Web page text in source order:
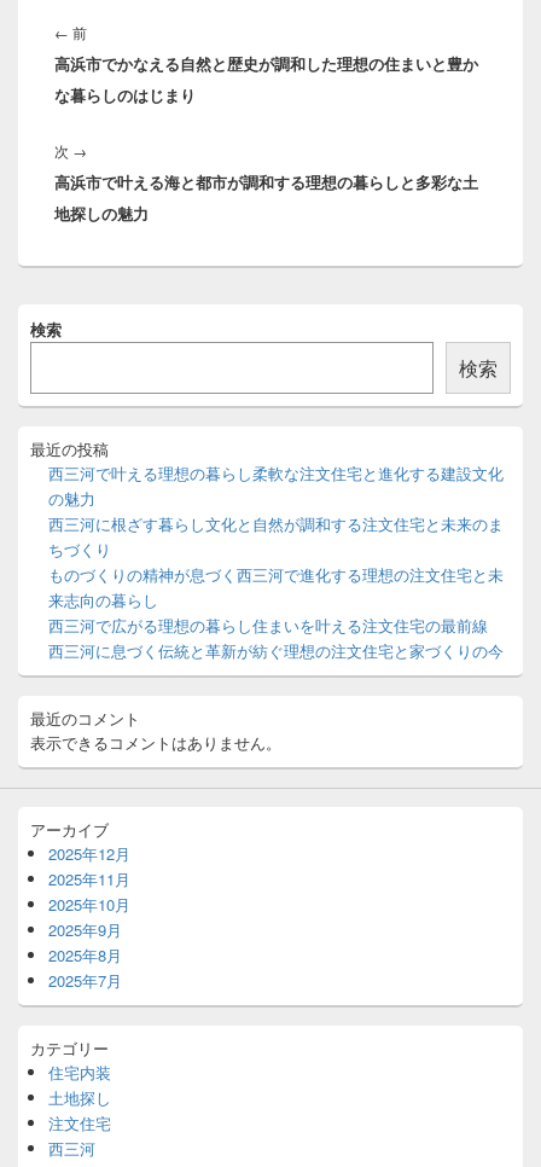
稿
ナ
ビ
ゲ
シ
ョ
ン
← 前前
の
投
高浜市でかなえる自然と歴史が調和した理想の住まいと豊か
な暮らしのはじまり
次 →
の
投
高浜市で叶える海と都市が調和する理想の暮らしと多彩な土
地探しの魅力
イ
イ
バ
検索
検索
最近の投稿
西三河で叶える理想の暮らし柔軟な注文住宅と進化する建設文化
の魅力
西三河に根ざす暮らし文化と自然が調和する注文住宅と未来のま
ちづくり
ものづくりの精神が息づく西三河で進化する理想の注文住宅と未
来志向の暮らし
西三河で広がる理想の暮らし住まいを叶える注文住宅の最前線
西三河に息づく伝統と革新が紡ぐ理想の注文住宅と家づくりの今
最近のコメント
表示できるコメントはありません。
アーカイブ
2025年12月
2025年11月
2025年10月
2025年9月
2025年8月
2025年7月
カテゴリー
住宅内装
土地探し
注文住宅
西三河